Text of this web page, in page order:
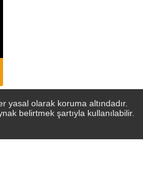
yasal olarak koruma altındadır.
belirtmek şartıyla kullanılabilir.